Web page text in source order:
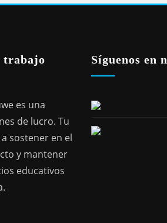
trabajo
es una
de lucro. Tu
sostener en el
y mantener
educativos
Síguenos en